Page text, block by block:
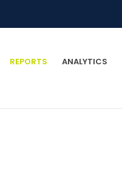
REPORTS ANALYTICS